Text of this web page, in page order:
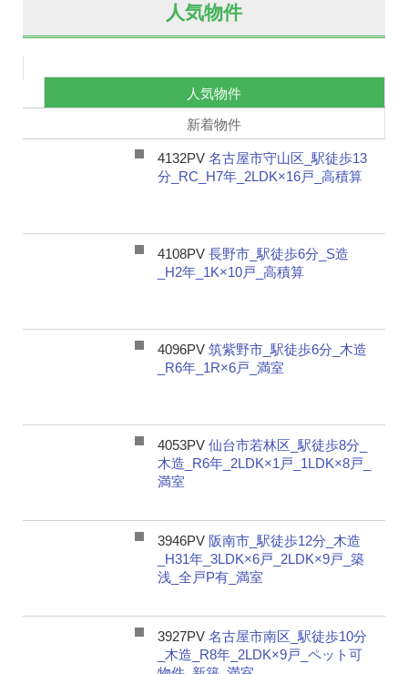
人気物件
人気物件
新着物件
4132PV 名古屋市守山区_駅徒歩13
分_RC_H7年_2LDK×16戸_高積算
4108PV 長野市_駅徒歩6分_S造
_H2年_1K×10戸_高積算
4096PV 筑紫野市_駅徒歩6分_木造
_R6年_1R×6戸_満室
4053PV 仙台市若林区_駅徒歩8分_
木造_R6年_2LDK×1戸_1LDK×8戸_
満室
3946PV 阪南市_駅徒歩12分_木造
_H31年_3LDK×6戸_2LDK×9戸_築
浅_全戸P有_満室
3927PV 名古屋市南区_駅徒歩10分
_木造_R8年_2LDK×9戸_ペット可